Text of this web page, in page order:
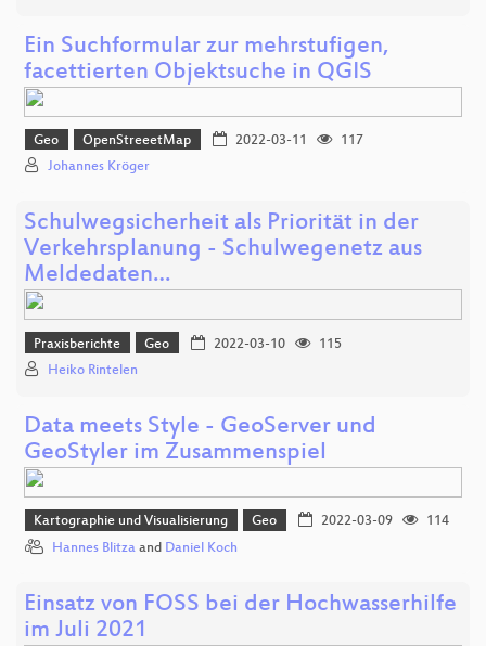
Ein Suchformular zur mehrstufigen,
facettierten Objektsuche in QGIS
Geo OpenStreeetMap 2022-03-11
117
Johannes Kröger
Schulwegsicherheit als Priorität in der
Verkehrsplanung - Schulwegenetz aus
Meldedaten…
Praxisberichte Geo 2022-03-10
115
Heiko Rintelen
Data meets Style - GeoServer und
GeoStyler im Zusammenspiel
Kartographie und Visualisierung Geo 2022-03-09
114
Hannes Blitza and Daniel Koch
Einsatz von FOSS bei der Hochwasserhilfe
im Juli 2021